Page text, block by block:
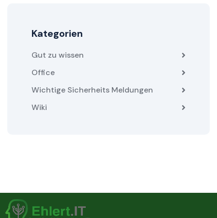
Kategorien
Gut zu wissen
Office
Wichtige Sicherheits Meldungen
Wiki